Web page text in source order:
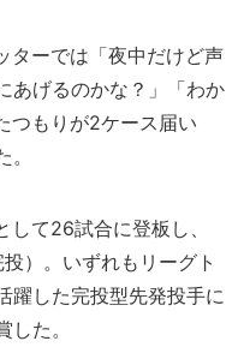
ターでは「夜中だけど声
あげるのかな？」「わか
つもりが2ケース届い
て26試合に登板し、
）。いずれもリーグト
躍した完投型先発投手に
た。